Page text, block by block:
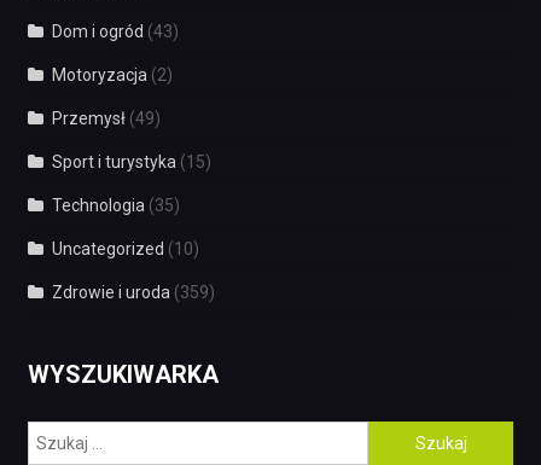
Dom i ogród (43)
Motoryzacja(2)
Przemysł(49)
Sport i turystyka(15)
Technologia(35)
Uncategorized (10)
Zdrowie i uroda(359)
WYSZUKIWARKA
Szukaj: